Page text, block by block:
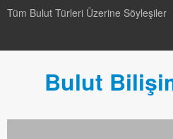
Tüm Bulut Türleri Üzerine Söyleşiler
Bulut